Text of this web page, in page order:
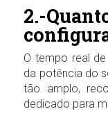
2.-
O tempo real
da potência do
tão amplo,
dedicado para